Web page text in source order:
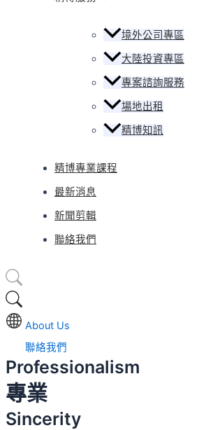
境外公司專區
大陸投資專區
專案諮詢服務
場地出租
精博知訊
精博專業課程
最新消息
新聞剪輯
聯絡我們
About Us
聯絡我們
Professionalism
專業
Sincerity